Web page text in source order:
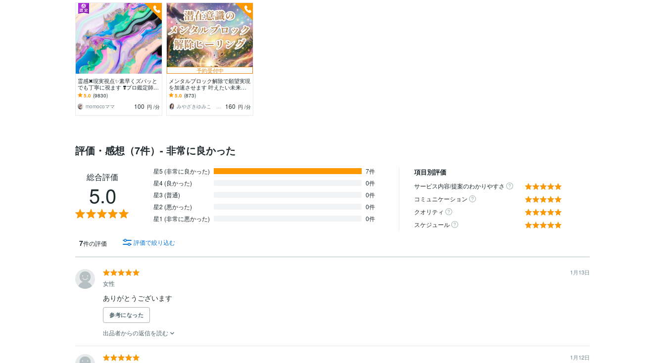
霊感✖現実視点✨素早くズバッと
でも丁寧に視ます ❣️プロ鑑定師の
総合鑑定⭐お気軽に✨魂をやわら
かくかろやかに
5.0 (9830)
momocoママ
100 円 /分
予約受付中
メンタルブロック解除で願望実現
を加速させます 叶えたい未来は
自分で引き寄せる！潜在意識の書
き換えヒーリング
5.0 (873)
みやざきゆみこ 未来を叶えるヒーリング
160 円 /分
評価・感想（7件）- 非常に良かった
総合評価
5.0
星5 (非常に良かった)
7件
星4 (良かった)
0件
星3 (普通)
0件
星2 (悪かった)
0件
星1 (非常に悪かった)
0件
項目別評価
サービス内容/提案のわかりやすさ
コミュニケーション
クオリティ
スケジュール
7件の評価 評価で絞り込む
1月13日
女性
ありがとうございます
参考になった
出品者からの返信を読む
1月12日